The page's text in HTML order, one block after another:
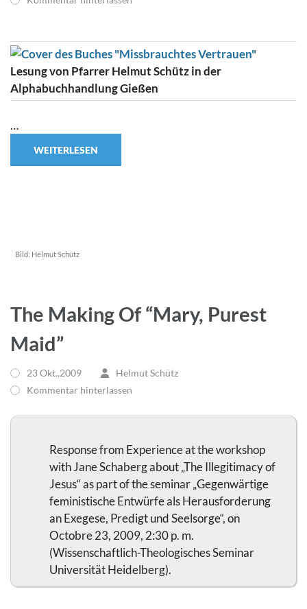
Lesung von Pfarrer Helmut Schütz in der
Alphabuchhandlung Gießen
…
WEITERLESEN
Bild: Helmut Schütz
The Making Of “Mary, Purest
Maid”
23 Okt.,2009
Helmut Schütz
Kommentar hinterlassen
Response from Experience at the workshop
with Jane Schaberg about „The Illegitimacy of
Jesus“ as part of the seminar „Gegenwärtige
feministische Entwürfe als Herausforderung
an Exegese, Predigt und Seelsorge“, on
Octobre 23, 2009, 2:30 p. m.
(Wissenschaftlich-Theologisches Seminar
Universität Heidelberg).